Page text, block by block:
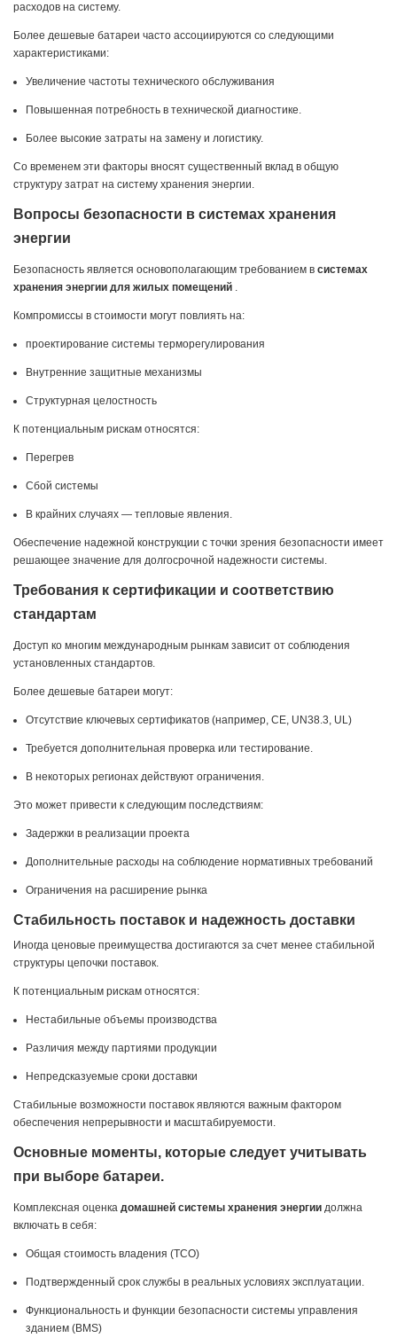
расходов на систему.
Более дешевые батареи часто ассоциируются со следующими
характеристиками:
Увеличение частоты технического обслуживания
Повышенная потребность в технической диагностике.
Более высокие затраты на замену и логистику.
Со временем эти факторы вносят существенный вклад в общую
структуру затрат на систему хранения энергии.
Вопросы безопасности в системах хранения
энергии
Безопасность является основополагающим требованием в системах
хранения энергии для жилых помещений .
Компромиссы в стоимости могут повлиять на:
проектирование системы терморегулирования
Внутренние защитные механизмы
Структурная целостность
К потенциальным рискам относятся:
Перегрев
Сбой системы
В крайних случаях — тепловые явления.
Обеспечение надежной конструкции с точки зрения безопасности имеет
решающее значение для долгосрочной надежности системы.
Требования к сертификации и соответствию
стандартам
Доступ ко многим международным рынкам зависит от соблюдения
установленных стандартов.
Более дешевые батареи могут:
Отсутствие ключевых сертификатов (например, CE, UN38.3, UL)
Требуется дополнительная проверка или тестирование.
В некоторых регионах действуют ограничения.
Это может привести к следующим последствиям:
Задержки в реализации проекта
Дополнительные расходы на соблюдение нормативных требований
Ограничения на расширение рынка
Стабильность поставок и надежность доставки
Иногда ценовые преимущества достигаются за счет менее стабильной
структуры цепочки поставок.
К потенциальным рискам относятся:
Нестабильные объемы производства
Различия между партиями продукции
Непредсказуемые сроки доставки
Стабильные возможности поставок являются важным фактором
обеспечения непрерывности и масштабируемости.
Основные моменты, которые следует учитывать
при выборе батареи.
Комплексная оценка домашней системы хранения энергии должна
включать в себя:
Общая стоимость владения (TCO)
Подтвержденный срок службы в реальных условиях эксплуатации.
Функциональность и функции безопасности системы управления
зданием (BMS)